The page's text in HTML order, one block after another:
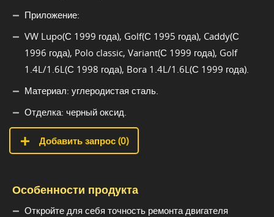
Приложение:
VW Lupo(С 1999 года), Golf(С 1995 года), Caddy(С
1996 года), Polo classic, Variant(С 1999 года), Golf
1.4L/1.6L(С 1998 года), Bora 1.4L/1.6L(С 1999 года).
Материал: углеродистая сталь.
Отделка: черный оксид.
Добавить запрос (0)
Особенности продукта
Откройте для себя точность ремонта двигателя